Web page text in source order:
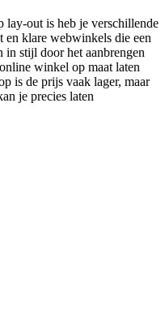
lay-out is heb je verschillende
klare webwinkels die een
in stijl door het aanbrengen
winkel op maat laten
is de prijs vaak lager, maar
je precies laten